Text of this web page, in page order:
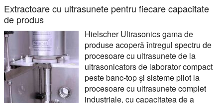
Extractoare cu ultrasunete pentru fiecare capacitate
de produs
Hielscher Ultrasonics gama de
produse acoperă întregul spectru de
procesoare cu ultrasunete de la
ultrasonicators de laborator compact
peste banc-top și sisteme pilot la
procesoare cu ultrasunete complet
industriale, cu capacitatea de a